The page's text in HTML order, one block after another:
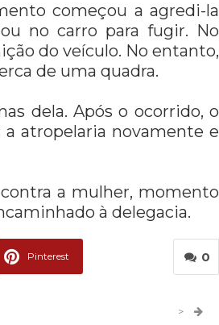
começou a agredi-la
no carro para fugir. No
do veículo. No entanto,
de uma quadra.
dela. Após o ocorrido, o
atropelaria novamente e
a mulher, momento
à delegacia.
0
Pinterest
>